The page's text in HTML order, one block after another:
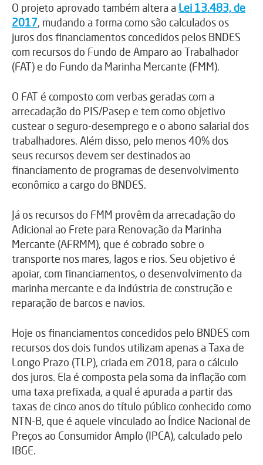
O projeto aprovado também altera a Lei 13.483, de
2017, mudando a forma como são calculados os
juros dos financiamentos concedidos pelos BNDES
com recursos do Fundo de Amparo ao Trabalhador
(FAT) e do Fundo da Marinha Mercante (FMM).
O FAT é composto com verbas geradas com a
arrecadação do PIS/Pasep e tem como objetivo
custear o seguro-desemprego e o abono salarial dos
trabalhadores. Além disso, pelo menos 40% dos
seus recursos devem ser destinados ao
financiamento de programas de desenvolvimento
econômico a cargo do BNDES.
Já os recursos do FMM provêm da arrecadação do
Adicional ao Frete para Renovação da Marinha
Mercante (AFRMM), que é cobrado sobre o
transporte nos mares, lagos e rios. Seu objetivo é
apoiar, com financiamentos, o desenvolvimento da
marinha mercante e da indústria de construção e
reparação de barcos e navios.
Hoje os financiamentos concedidos pelo BNDES com
recursos dos dois fundos utilizam apenas a Taxa de
Longo Prazo (TLP), criada em 2018, para o cálculo
dos juros. Ela é composta pela soma da inflação com
uma taxa prefixada, a qual é apurada a partir das
taxas de cinco anos do título público conhecido como
NTN-B, que é aquele vinculado ao Índice Nacional de
Preços ao Consumidor Amplo (IPCA), calculado pelo
IBGE.